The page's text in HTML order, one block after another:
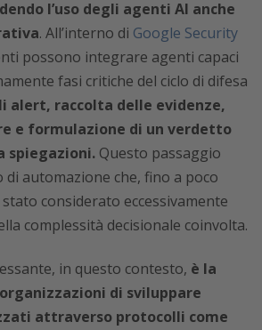
l’uso degli agenti AI anche
. All’interno di Google Security
possono integrare agenti capaci
fasi critiche del ciclo di difesa
alert, raccolta delle evidenze,
e formulazione di un verdetto
spiegazioni. Questo passaggio
automazione che, fino a poco
considerato eccessivamente
complessità decisionale coinvolta.
in questo contesto, è la
di sviluppare
attraverso protocolli come